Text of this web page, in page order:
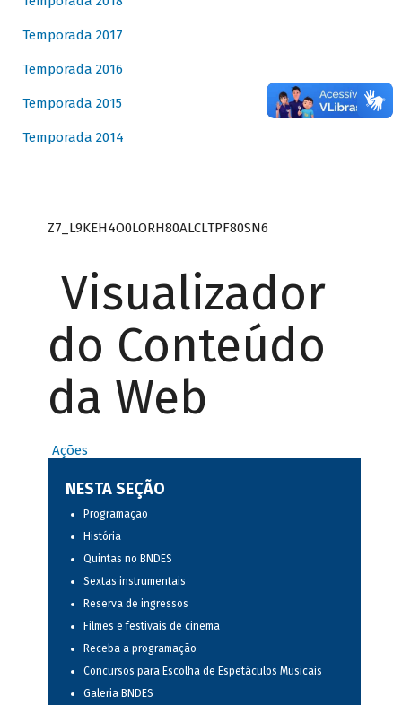
Temporada 2017
Temporada 2016
Temporada 2015
Temporada 2014
Z7_L9KEH4O0LORH80ALCLTPF80SN6
Visualizador
do Conteúdo
da Web
Ações
NESTA SEÇÃO
Programação
História
Quintas no BNDES
Sextas instrumentais
Reserva de ingressos
Filmes e festivais de cinema
Receba a programação
Concursos para Escolha de Espetáculos Musicais
Galeria BNDES